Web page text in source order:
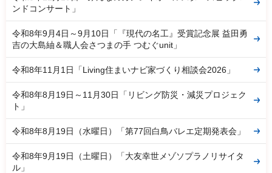
ンドコンサート」
令和8年9月4日～9月10日「『現代の名工』受賞記念展 益田勇
吉の大島紬＆職人会さつまの手 つむぐunit」
令和8年11月1日「Living住まいナビ家づくり相談会2026」
令和8年8月19日～11月30日「リビング防災・減災プロジェク
ト」
令和8年8月19日（水曜日）「第77回白鳥バレエ定期発表会」
令和8年9月19日（土曜日）「大友幸世メゾソプラノリサイタ
ル」